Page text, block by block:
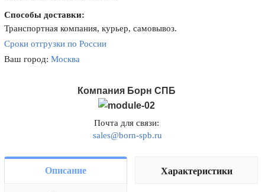
Способы доставки:
Транспортная компания, курьер, самовывоз.
Сроки отгрузки по России
Ваш город:Москва
Компания Борн СПБ
Почта для связи:
sales@born-spb.ru
Описание Характеристики